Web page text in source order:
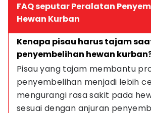
FAQ seputar Peralatan
Hewan Kurban
Kenapa pisau harus tajam
penyembelihan hewan
Pisau yang tajam membantu
penyembelihan menjadi lebih
mengurangi rasa sakit pada
sesuai dengan anjuran